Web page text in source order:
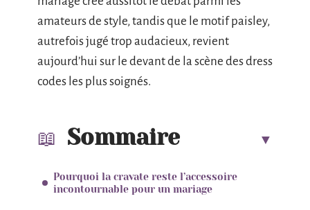
amateurs de style, tandis que le motif paisley,
autrefois jugé trop audacieux, revient
aujourd’hui sur le devant de la scène des dress
codes les plus soignés.
Sommaire
Pourquoi la cravate reste l’accessoire
incontournable pour un mariage